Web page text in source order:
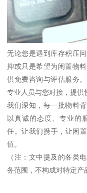
无论您是遇到库存积压
抑或只是希望为闲置物
供免费咨询与评估服务
专业人员与您对接，提供
我们深知，每一批物料
以真诚的态度、专业的
任。让我们携手，让闲
值。
（注：文中提及的各类
务范围，不构成对特定产